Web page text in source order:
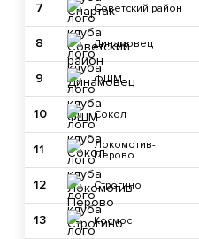
7 Советский район
8 Динамовец
9 ФШМ
10 Сокол
11
Локомотив-
Перово
12 Строгино
13 Космос